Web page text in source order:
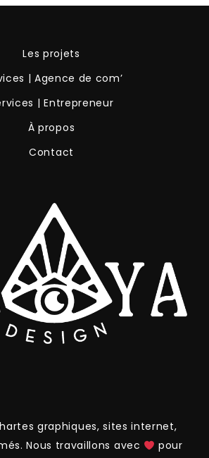
Les projets
| Agence de com’
| Entrepreneur
À propos
Contact
graphiques, sites internet,
Nous travaillons avec
pour